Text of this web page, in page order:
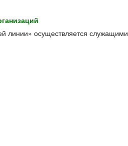
линии» осуществляется служащими